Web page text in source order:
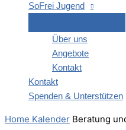
SoFrei Jugend
Über uns
Ange­bo­te
Kon­takt
Kon­takt
Spen­den & Unterstützen
Home Kalender Bera­tung